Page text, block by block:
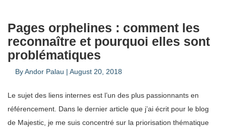
Pages orphelines : comment les
reconnaître et pourquoi elles sont
problématiques
ByAndor Palau | August 20, 2018
Le sujet des liens internes est l’un des plus passionnants en
référencement. Dans le dernier article que j’ai écrit pour le blog
de Majestic, je me suis concentré sur la priorisation thématique